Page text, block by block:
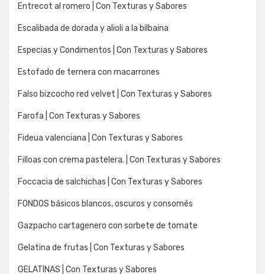
Entrecot al romero | Con Texturas y Sabores
Escalibada de dorada y alioli a la bilbaina
Especias y Condimentos | Con Texturas y Sabores
Estofado de ternera con macarrones
Falso bizcocho red velvet | Con Texturas y Sabores
Farofa | Con Texturas y Sabores
Fideua valenciana | Con Texturas y Sabores
Filloas con crema pastelera. | Con Texturas y Sabores
Foccacia de salchichas | Con Texturas y Sabores
FONDOS básicos blancos, oscuros y consomés
Gazpacho cartagenero con sorbete de tomate
Gelatina de frutas | Con Texturas y Sabores
GELATINAS | Con Texturas y Sabores